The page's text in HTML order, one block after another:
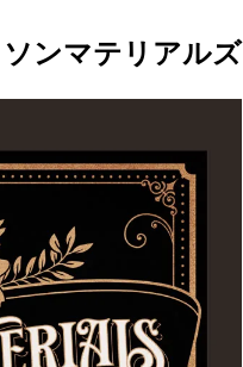
ンマテリアルズ